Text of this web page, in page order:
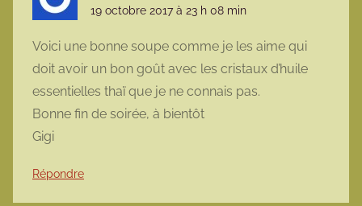
19 octobre 2017 à 23 h 08 min
Voici une bonne soupe comme je les aime qui
doit avoir un bon goût avec les cristaux d’huile
essentielles thaï que je ne connais pas.
Bonne fin de soirée, à bientôt
Gigi
Répondre